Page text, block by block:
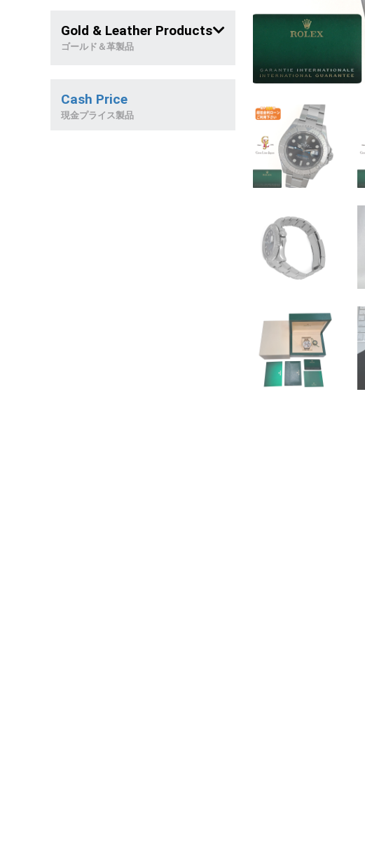
リング
ブレスレット
ブランドジュエリー
Gold & Leather Products
ゴールド＆革製品
天然石製品
Cash Price
現金プライス製品